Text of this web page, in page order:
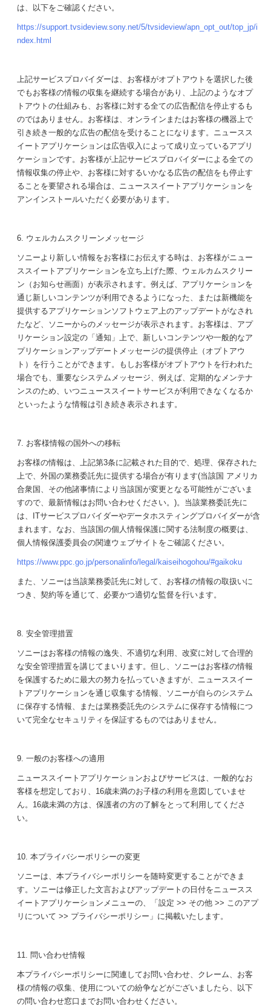
は、以下をご確認ください。
https://support.tvsideview.sony.net/5/tvsideview/apn_opt_out/top_jp/i
ndex.html
上記サービスプロバイダーは、お客様がオプトアウトを選択した後
でもお客様の情報の収集を継続する場合があり、上記のようなオプ
トアウトの仕組みも、お客様に対する全ての広告配信を停止するも
のではありません。お客様は、オンラインまたはお客様の機器上で
引き続き一般的な広告の配信を受けることになります。ニュースス
イートアプリケーションは広告収入によって成り立っているアプリ
ケーションです。お客様が上記サービスプロバイダーによる全ての
情報収集の停止や、お客様に対するいかなる広告の配信をも停止す
ることを要望される場合は、ニューススイートアプリケーションを
アンインストールいただく必要があります。
6. ウェルカムスクリーンメッセージ
ソニーより新しい情報をお客様にお伝えする時は、お客様がニュー
ススイートアプリケーションを立ち上げた際、ウェルカムスクリー
ン（お知らせ画面）が表示されます。例えば、アプリケーションを
通じ新しいコンテンツが利用できるようになった、または新機能を
提供するアプリケーションソフトウェア上のアップデートがなされ
たなど、ソニーからのメッセージが表示されます。お客様は、アプ
リケーション設定の「通知」上で、新しいコンテンツや一般的なア
プリケーションアップデートメッセージの提供停止（オプトアウ
ト）を行うことができます。もしお客様がオプトアウトを行われた
場合でも、重要なシステムメッセージ、例えば、定期的なメンテナ
ンスのため、いつニューススイートサービスが利用できなくなるか
といったような情報は引き続き表示されます。
7. お客様情報の国外への移転
お客様の情報は、上記第3条に記載された目的で、処理、保存された
上で、外国の業務委託先に提供する場合が有ります(当該国 アメリカ
合衆国、その他諸事情により当該国が変更となる可能性がございま
すので、最新情報はお問い合わせください。)。当該業務委託先に
は、ITサービスプロバイダーやデータホスティングプロバイダーが含
まれます。なお、当該国の個人情報保護に関する法制度の概要は、
個人情報保護委員会の関連ウェブサイトをご確認ください。
https://www.ppc.go.jp/personalinfo/legal/kaiseihogohou/#gaikoku
また、ソニーは当該業務委託先に対して、お客様の情報の取扱いに
つき、契約等を通じて、必要かつ適切な監督を行います。
8. 安全管理措置
ソニーはお客様の情報の逸失、不適切な利用、改変に対して合理的
な安全管理措置を講じてまいります。但し、ソニーはお客様の情報
を保護するために最大の努力を払っていきますが、ニューススイー
トアプリケーションを通じ収集する情報、ソニーが自らのシステム
に保存する情報、または業務委託先のシステムに保存する情報につ
いて完全なセキュリティを保証するものではありません。
9. 一般のお客様への適用
ニューススイートアプリケーションおよびサービスは、一般的なお
客様を想定しており、16歳未満のお子様の利用を意図していませ
ん。16歳未満の方は、保護者の方の了解をとって利用してくださ
い。
10. 本プライバシーポリシーの変更
ソニーは、本プライバシーポリシーを随時変更することができま
す。ソニーは修正した文言およびアップデートの日付をニュースス
イートアプリケーションメニューの、「設定 >> その他 >> このアプ
リについて >> プライバシーポリシー」に掲載いたします。
11. 問い合わせ情報
本プライバシーポリシーに関連してお問い合わせ、クレーム、お客
様の情報の収集、使用についての紛争などがございましたら、以下
の問い合わせ窓口までお問い合わせください。